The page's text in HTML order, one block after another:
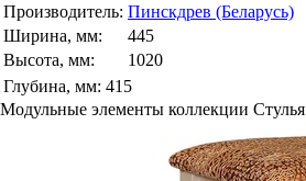
Производитель: Пинскдрев (Беларусь)
Ширина, мм:
445
Высота, мм:
1020
Глубина, мм: 415
Модульные элементы коллекции Стулья